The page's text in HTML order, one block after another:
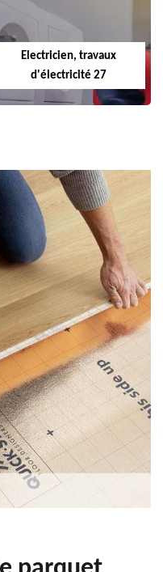
Electricien, travaux
d'électricité 27